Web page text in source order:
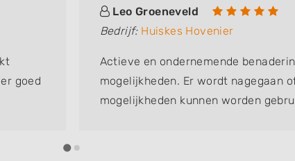
goed
Leo Groeneveld
Bedrijf: Huiskes Hovenier
Actieve en ondernemende
mogelijkheden. Er wordt nagegaan
mogelijkheden kunnen worden